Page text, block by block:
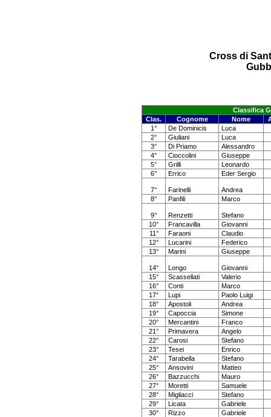
Cross di
Classifica
Clas.
Cognome Nome
1°
De Dominicis
Luca
2°
Giuliani
Luca
3°
Di Priamo
Alessandro
4°
Cioccolini
Giuseppe
5°
Grilli
Leonardo
6°
Errico Eder Sergio
7° Farinelli
Andrea
8°
Panfili Marco
9° Renzetti
Stefano
10°
Francavilla
Giovanni
11°
Faraoni
Claudio
12°
Lucarini
Federico
13°
Marini Giuseppe
14° Longo
Giovanni
15°
Scassellati
Valerio
16°
Conti
Marco
17°
Lupi
Paolo Luigi
18°
Apostoli
Andrea
19°
Capoccia
Simone
20°
Mercantini
Franco
21°
Primavera
Angelo
22°
Carosi
Stefano
23°
Tesei
Enrico
24°
Tarabella
Stefano
25°
Ansovini
Matteo
26°
Bazzucchi
Mauro
27°
Moretti
Samuele
28°
Migliacci
Stefano
29°
Licata
Gabriele
30°
Rizzo
Gabriele